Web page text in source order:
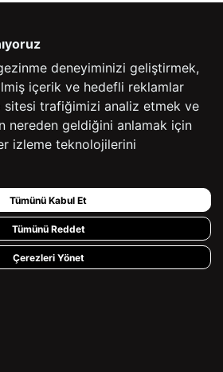
deneyiminizi geliştirmek,
içerik ve hedefli reklamlar
sitesi trafiğimizi analiz etmek ve
nereden geldiğini anlamak için
izleme teknolojilerini
Tümünü Kabul Et
Tümünü Reddet
Çerezleri Yönet